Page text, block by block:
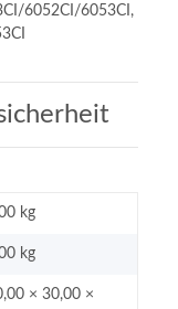
6052CI/6053CI,
kg
kg
× 30,00 ×